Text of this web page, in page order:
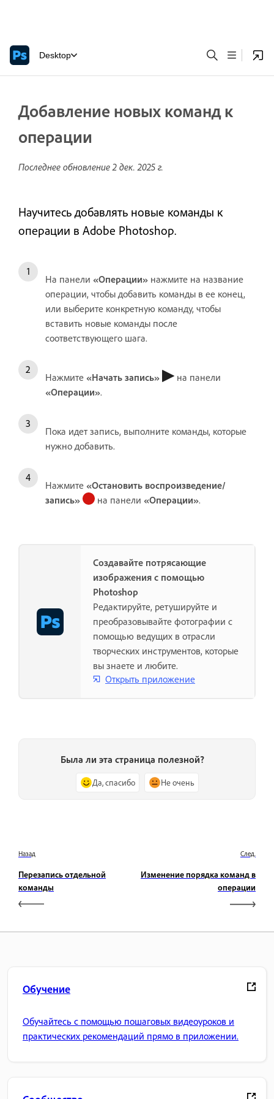
Desktop
Добавление новых команд к
операции
Последнее обновление2 дек. 2025 г.
Научитесь добавлять новые команды к
операции в Adobe Photoshop.
На панели «Операции» нажмите на название
операции, чтобы добавить команды в ее конец,
или выберите конкретную команду, чтобы
вставить новые команды после
соответствующего шага.
Нажмите «Начать запись»
на панели
«Операции».
Пока идет запись, выполните команды, которые
нужно добавить.
Нажмите «Остановить воспроизведение/
запись»
на панели «Операции».
Создавайте потрясающие
изображения с помощью
Photoshop
Редактируйте, ретушируйте и
преобразовывайте фотографии с
помощью ведущих в отрасли
творческих инструментов, которые
вы знаете и любите.
Открыть приложение
Была ли эта страница полезной?
Да, спасибо Не очень
Назад
Перезапись отдельной
команды
След.
Изменение порядка команд в
операции
Обучение
Обучайтесь с помощью пошаговых видеоуроков и
практических рекомендаций прямо в приложении.